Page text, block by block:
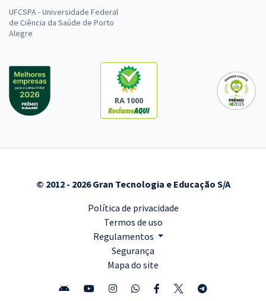
UFCSPA - Universidade Federal
de Ciência da Saúde de Porto
Alegre
RA 1000
© 2012 - 2026 Gran Tecnologia e Educação S/A
Política de privacidade
Termos de uso
Regulamentos
Segurança
Mapa do site